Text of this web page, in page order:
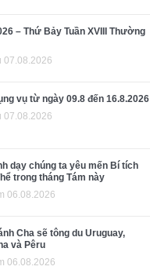
– Thứ Bảy Tuần XVIII Thường
07.08.2026
vụ từ ngày 09.8 đến 16.8.2026
07.08.2026
dạy chúng ta yêu mến Bí tích
trong tháng Tám này
06.08.2026
Cha sẽ tông du Uruguay,
và Pêru
06.08.2026